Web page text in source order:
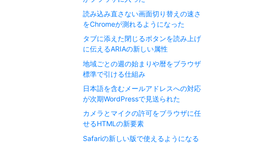
読み込み直さない画面切り替えの速さ
をChromeが測れるようになった
タブに添えた閉じるボタンを読み上げ
に伝えるARIAの新しい属性
地域ごとの週の始まりや暦をブラウザ
標準で引ける仕組み
日本語を含むメールアドレスへの対応
が次期WordPressで見送られた
カメラとマイクの許可をブラウザに任
せるHTMLの新要素
Safariの新しい版で使えるようになる